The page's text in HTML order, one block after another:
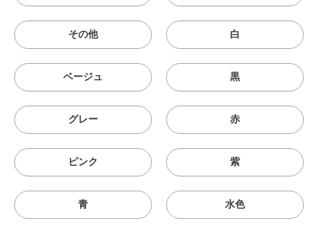
その他 白
ベージュ 黒
グレー 赤
ピンク 紫
青 水色